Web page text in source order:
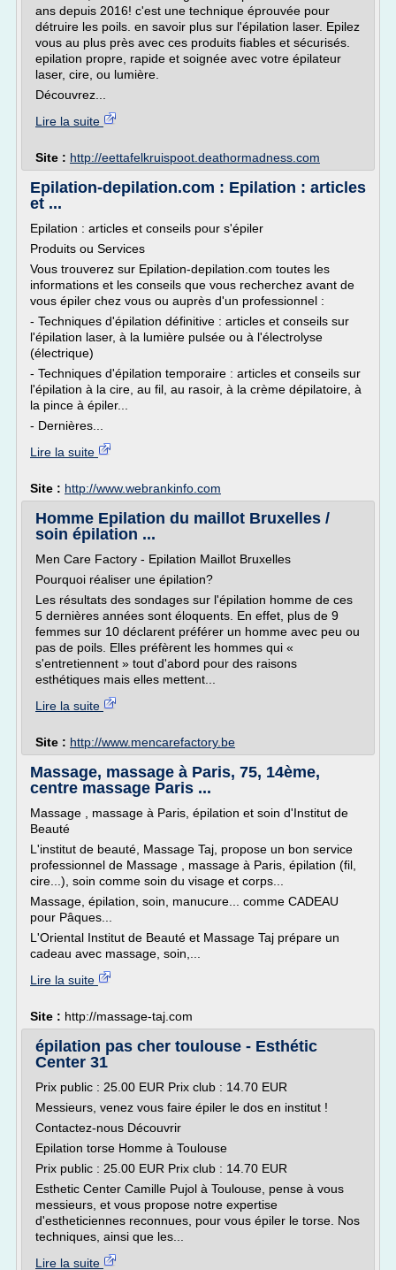
ans depuis 2016! c'est une technique éprouvée pour
détruire les poils. en savoir plus sur l'épilation laser. Epilez
vous au plus près avec ces produits fiables et sécurisés.
epilation propre, rapide et soignée avec votre épilateur
laser, cire, ou lumière.
Découvrez...
Lire la suite
Site : http://eettafelkruispoot.deathormadness.com
Epilation-depilation.com : Epilation : articles
et ...
Epilation : articles et conseils pour s'épiler
Produits ou Services
Vous trouverez sur Epilation-depilation.com toutes les
informations et les conseils que vous recherchez avant de
vous épiler chez vous ou auprès d'un professionnel :
- Techniques d'épilation définitive : articles et conseils sur
l'épilation laser, à la lumière pulsée ou à l'électrolyse
(électrique)
- Techniques d'épilation temporaire : articles et conseils sur
l'épilation à la cire, au fil, au rasoir, à la crème dépilatoire, à
la pince à épiler...
- Dernières...
Lire la suite
Site : http://www.webrankinfo.com
Homme Epilation du maillot Bruxelles /
soin épilation ...
Men Care Factory - Epilation Maillot Bruxelles
Pourquoi réaliser une épilation?
Les résultats des sondages sur l'épilation homme de ces
5 dernières années sont éloquents. En effet, plus de 9
femmes sur 10 déclarent préférer un homme avec peu ou
pas de poils. Elles préfèrent les hommes qui «
s'entretiennent » tout d'abord pour des raisons
esthétiques mais elles mettent...
Lire la suite
Site : http://www.mencarefactory.be
Massage, massage à Paris, 75, 14ème,
centre massage Paris ...
Massage , massage à Paris, épilation et soin d'Institut de
Beauté
L'institut de beauté, Massage Taj, propose un bon service
professionnel de Massage , massage à Paris, épilation (fil,
cire...), soin comme soin du visage et corps...
Massage, épilation, soin, manucure... comme CADEAU
pour Pâques...
L'Oriental Institut de Beauté et Massage Taj prépare un
cadeau avec massage, soin,...
Lire la suite
Site : http://massage-taj.com
épilation pas cher toulouse - Esthétic
Center 31
Prix public : 25.00 EUR Prix club : 14.70 EUR
Messieurs, venez vous faire épiler le dos en institut !
Contactez-nous Découvrir
Epilation torse Homme à Toulouse
Prix public : 25.00 EUR Prix club : 14.70 EUR
Esthetic Center Camille Pujol à Toulouse, pense à vous
messieurs, et vous propose notre expertise
d'estheticiennes reconnues, pour vous épiler le torse. Nos
techniques, ainsi que les...
Lire la suite